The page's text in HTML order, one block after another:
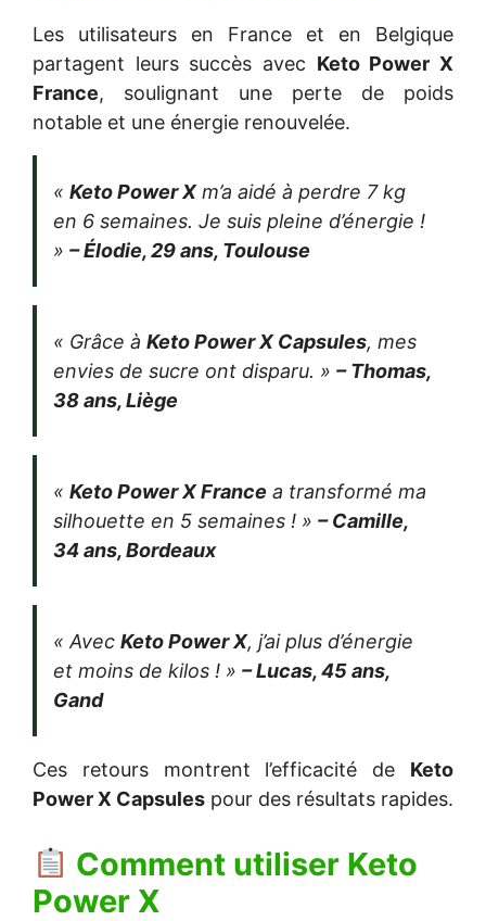
Les utilisateurs en France et en Belgique
partagent leurs succès avec Keto Power X
France, soulignant une perte de poids
notable et une énergie renouvelée.
« Keto Power Xm’a aidé à perdre 7 kg
en 6 semaines. Je suis pleine d’énergie !
» – Élodie, 29 ans, Toulouse
« Grâce à Keto Power X Capsules, mes
envies de sucre ont disparu. » – Thomas,
38 ans, Liège
« Keto Power X France a transformé ma
silhouette en 5 semaines ! » – Camille,
34 ans, Bordeaux
« Avec Keto Power X, j’ai plus d’énergie
et moins de kilos ! » – Lucas, 45 ans,
Gand
Ces retours montrent l’efficacité de Keto
Power X Capsules pour des résultats rapides.
Comment utiliser Keto
Power X